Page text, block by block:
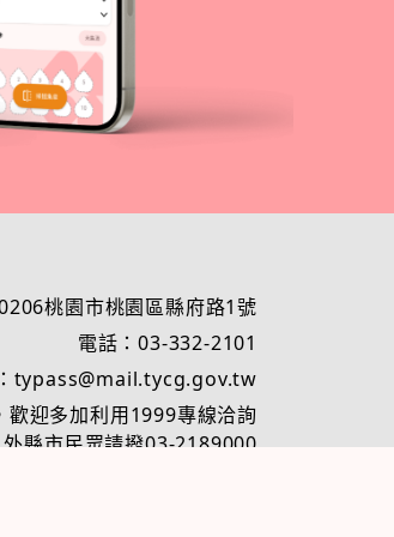
桃園市桃園區縣府路1號
電話：03-332-2101
typass@mail.tycg.gov.tw
歡迎多加利用1999專線洽詢
縣市民眾請撥03-2189000